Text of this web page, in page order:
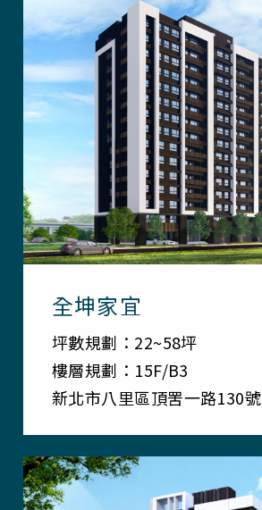
全坤家宜
坪數規劃：22~58坪
樓層規劃：15F/B3
新北市八里區頂罟一路130號